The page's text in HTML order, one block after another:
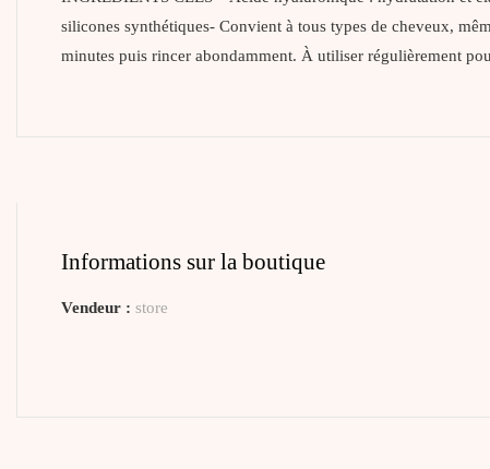
silicones synthétiques- Convient à tous types de cheveux,
minutes puis rincer abondamment. À utiliser régulièrement
Informations sur la boutique
Vendeur : store